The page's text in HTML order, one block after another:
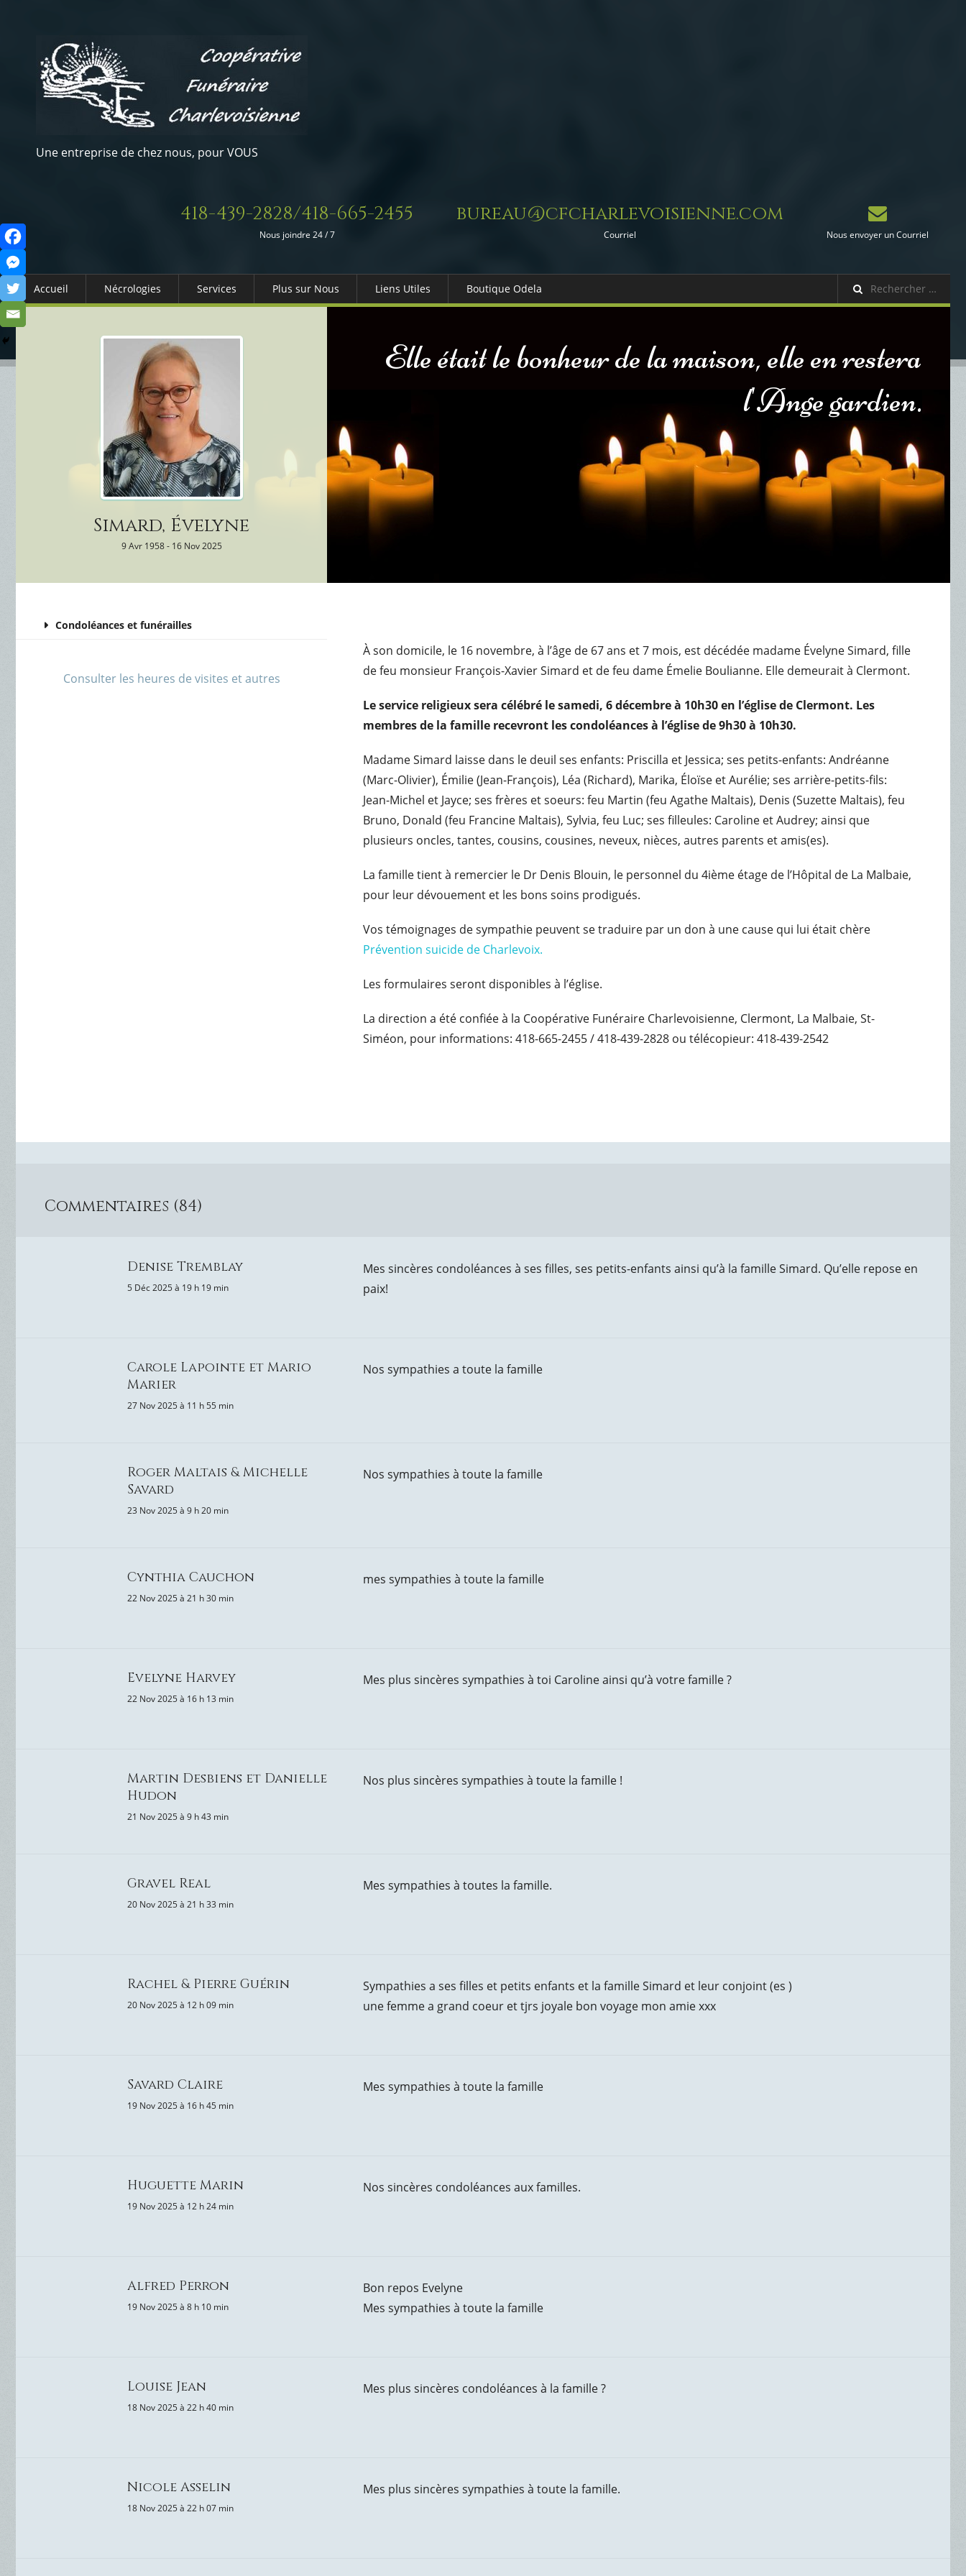
Une entreprise de chez nous, pour VOUS
418-439-2828/418-665-2455
Nous joindre 24 / 7
bureau@cfcharlevoisienne.com
Courriel Nous envoyer un Courriel
Accueil Nécrologies Services
Services Funéraires
Plus sur Nous Liens Utiles
Services Gouv. et Autres
Boutique Odela
Simard, Évelyne
9 Avr 1958 - 16 Nov 2025
Elle était le bonheur de la maison, elle en restera
l'Ange gardien.
Condoléances et funérailles
Consulter les heures de visites et autres
À son domicile, le 16 novembre, à l’âge de 67 ans et 7 mois, est décédée madame Évelyne Simard, fille
de feu monsieur François-Xavier Simard et de feu dame Émelie Boulianne. Elle demeurait à Clermont.
Le service religieux sera célébré le samedi, 6 décembre à 10h30 en l’église de Clermont. Les
membres de la famille recevront les condoléances à l’église de 9h30 à 10h30.
Madame Simard laisse dans le deuil ses enfants: Priscilla et Jessica; ses petits-enfants: Andréanne
(Marc-Olivier), Émilie (Jean-François), Léa (Richard), Marika, Éloïse et Aurélie; ses arrière-petits-fils:
Jean-Michel et Jayce; ses frères et soeurs: feu Martin (feu Agathe Maltais), Denis (Suzette Maltais), feu
Bruno, Donald (feu Francine Maltais), Sylvia, feu Luc; ses filleules: Caroline et Audrey; ainsi que
plusieurs oncles, tantes, cousins, cousines, neveux, nièces, autres parents et amis(es).
La famille tient à remercier le Dr Denis Blouin, le personnel du 4ième étage de l’Hôpital de La Malbaie,
pour leur dévouement et les bons soins prodigués.
Vos témoignages de sympathie peuvent se traduire par un don à une cause qui lui était chère
Prévention suicide de Charlevoix.
Les formulaires seront disponibles à l’église.
La direction a été confiée à la Coopérative Funéraire Charlevoisienne, Clermont, La Malbaie, St-
Siméon, pour informations: 418-665-2455 / 418-439-2828 ou télécopieur: 418-439-2542
Commentaires (84)
Denise Tremblay
5 Déc 2025 à 19 h 19 min
Mes sincères condoléances à ses filles, ses petits-enfants ainsi qu’à la famille Simard. Qu’elle repose en
paix!
Carole Lapointe et Mario
Marier
27 Nov 2025 à 11 h 55 min
Nos sympathies a toute la famille
Roger Maltais & Michelle
Savard
23 Nov 2025 à 9 h 20 min
Nos sympathies à toute la famille
Cynthia Cauchon
22 Nov 2025 à 21 h 30 min
mes sympathies à toute la famille
Evelyne Harvey
22 Nov 2025 à 16 h 13 min
Mes plus sincères sympathies à toi Caroline ainsi qu’à votre famille ?
Martin Desbiens et Danielle
Hudon
21 Nov 2025 à 9 h 43 min
Nos plus sincères sympathies à toute la famille !
Gravel Real
20 Nov 2025 à 21 h 33 min
Mes sympathies à toutes la famille.
Rachel & Pierre Guérin
20 Nov 2025 à 12 h 09 min
Sympathies a ses filles et petits enfants et la famille Simard et leur conjoint (es )
une femme a grand coeur et tjrs joyale bon voyage mon amie xxx
Savard Claire
19 Nov 2025 à 16 h 45 min
Mes sympathies à toute la famille
Huguette Marin
19 Nov 2025 à 12 h 24 min
Nos sincères condoléances aux familles.
Alfred Perron
19 Nov 2025 à 8 h 10 min
Bon repos Evelyne
Mes sympathies à toute la famille
Louise Jean
18 Nov 2025 à 22 h 40 min
Mes plus sincères condoléances à la famille ?
Nicole Asselin
18 Nov 2025 à 22 h 07 min
Mes plus sincères sympathies à toute la famille.